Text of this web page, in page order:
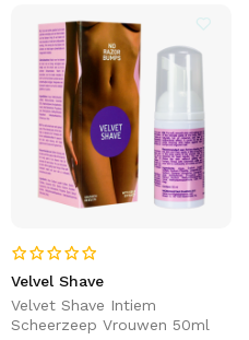
Velvel Shave
Velvet Shave Intiem
Scheerzeep Vrouwen 50ml